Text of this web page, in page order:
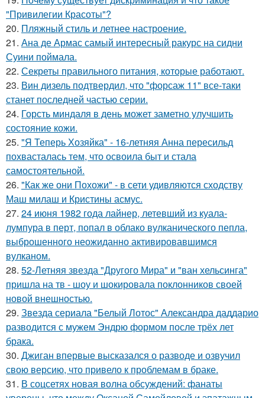
"Привилегии Красоты"?
20. Пляжный стиль и летнее настроение.
21. Ана де Армас самый интересный ракурс на сидни
Суини поймала.
22. Секреты правильного питания, которые работают.
23. Вин дизель подтвердил, что "форсаж 11" все-таки
станет последней частью серии.
24. Горсть миндаля в день может заметно улучшить
состояние кожи.
25. "Я Теперь Хозяйка" - 16-летняя Анна пересильд
похвасталась тем, что освоила быт и стала
самостоятельной.
26. "Как же они Похожи" - в сети удивляются сходству
Маш милаш и Кристины асмус.
27. 24 июня 1982 года лайнер, летевший из куала-
лумпура в перт, попал в облако вулканического пепла,
выброшенного неожиданно активировавшимся
вулканом.
28. 52-Летняя звезда "Другого Мира" и "ван хельсинга"
пришла на тв - шоу и шокировала поклонников своей
новой внешностью.
29. Звезда сериала "Белый Лотос" Александра даддарио
разводится с мужем Эндрю формом после трёх лет
брака.
30. Джиган впервые высказался о разводе и озвучил
свою версию, что привело к проблемам в браке.
31. В соцсетях новая волна обсуждений: фанаты